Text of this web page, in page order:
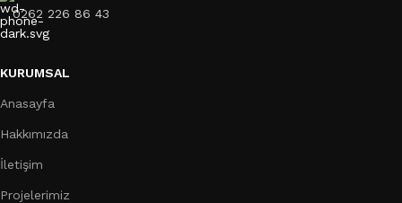
0262 226 86 43
KURUMSAL
Anasayfa
Hakkımızda
İletişim
Projelerimiz